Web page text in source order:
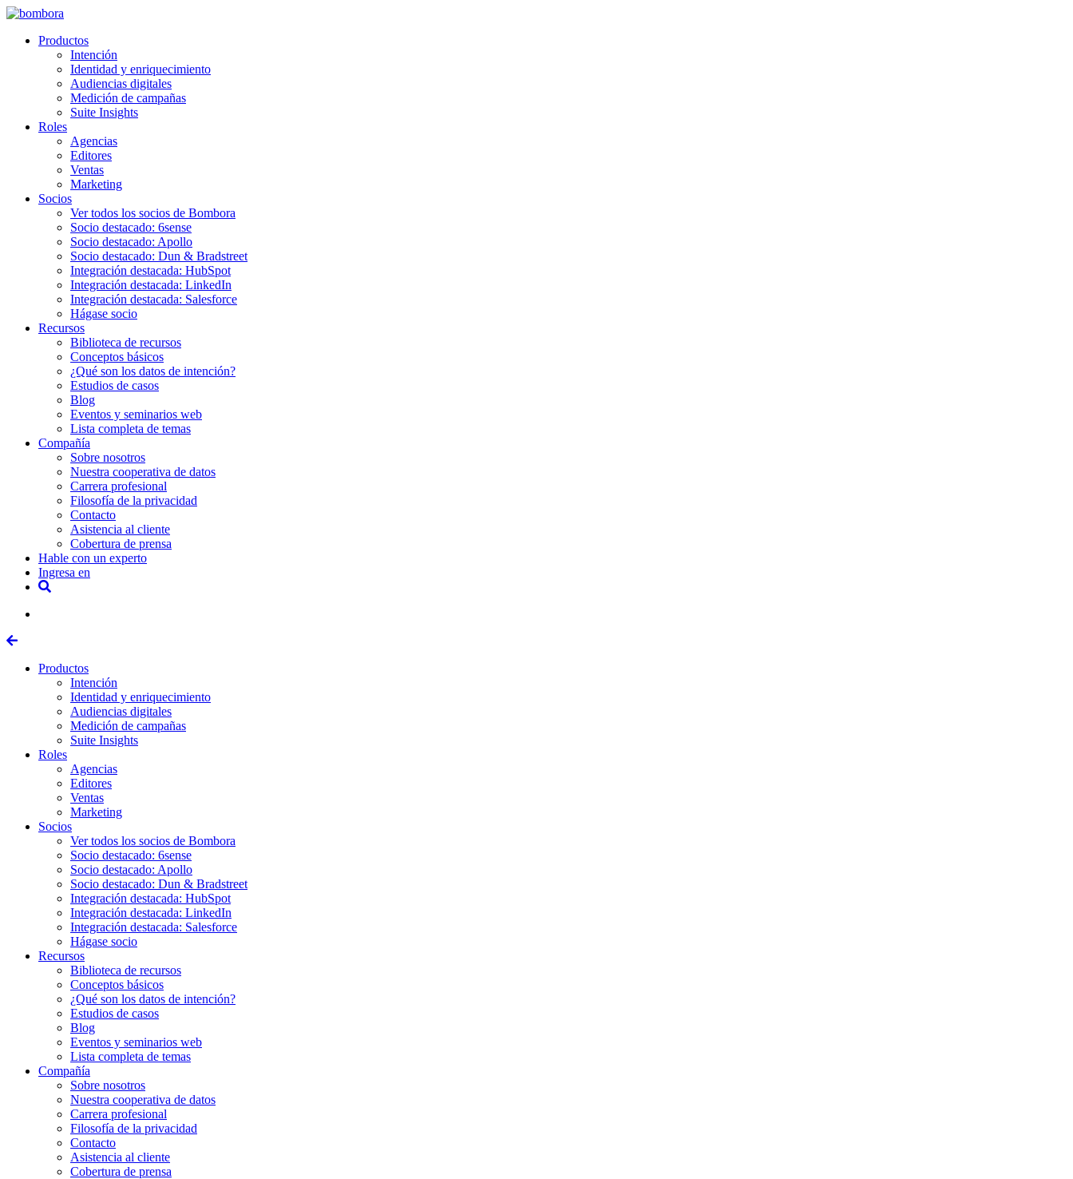
Ir
contenidoProductos
Intención
Identidad y enriquecimiento
Audiencias digitales
Medición de campañas
Suite Insights
Roles
Agencias
Editores
Ventas
Marketing
Socios
Ver todos los socios de Bombora
Socio destacado: 6sense
Socio destacado: Apollo
Socio destacado: Dun & Bradstreet
Integración destacada: HubSpot
Integración destacada: LinkedIn
Integración destacada: Salesforce
Hágase socio
Recursos
Biblioteca de recursos
Conceptos básicos
¿Qué son los datos de intención?
Estudios de casos
Blog
Eventos y seminarios web
Lista completa de temas
Compañía
Sobre nosotros
Nuestra cooperativa de datos
Carrera profesional
Filosofía de la privacidad
Contacto
Asistencia al cliente
Cobertura de prensa
Hable con un experto
Ingresa en
Productos
Intención
Identidad y enriquecimiento
Audiencias digitales
Medición de campañas
Suite Insights
Roles
Agencias
Editores
Ventas
Marketing
Socios
Ver todos los socios de Bombora
Socio destacado: 6sense
Socio destacado: Apollo
Socio destacado: Dun & Bradstreet
Integración destacada: HubSpot
Integración destacada: LinkedIn
Integración destacada: Salesforce
Hágase socio
Recursos
Biblioteca de recursos
Conceptos básicos
¿Qué son los datos de intención?
Estudios de casos
Blog
Eventos y seminarios web
Lista completa de temas
Compañía
Sobre nosotros
Nuestra cooperativa de datos
Carrera profesional
Filosofía de la privacidad
Contacto
Asistencia al cliente
Cobertura de prensa